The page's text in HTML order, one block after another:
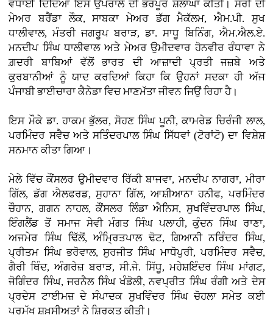
ਵਧਾਈ ਦਿੰਦਿਆਂ ਇਸ ਉਪਰਾਲੇ ਦੀ ਭਰਪੂਰ ਸ਼ਲਾਘਾ ਕੀਤੀ। ਸਰੀ ਦੀ
ਮੇਅਰ ਬਰੈਂਡਾ ਲੌਕ, ਸਾਬਕਾ ਮੇਅਰ ਡੱਗ ਮੈਕੱਲਮ, ਐਮ.ਪੀ. ਸੁਖ
ਧਾਲੀਵਾਲ, ਮੰਤਰੀ ਜਗਰੂਪ ਬਰਾੜ, ਡਾ. ਸਾਧੂ ਬਿਨਿੰਗ, ਐਮ.ਐਲ.ਏ.
ਮਨਦੀਪ ਸਿੰਘ ਧਾਲੀਵਾਲ ਅਤੇ ਮੇਅਰ ਉਮੀਦਵਾਰ ਹੋਨਵੀਰ ਰੰਧਾਵਾ ਨੇ
ਗ਼ਦਰੀ ਬਾਬਿਆਂ ਵੱਲੋਂ ਭਾਰਤ ਦੀ ਆਜ਼ਾਦੀ ਪ੍ਰਤੀ ਜਜ਼ਬੇ ਅਤੇ
ਕੁਰਬਾਨੀਆਂ ਨੂੰ ਯਾਦ ਕਰਦਿਆਂ ਕਿਹਾ ਕਿ ਉਹਨਾਂ ਸਦਕਾ ਹੀ ਅੱਜ
ਪੰਜਾਬੀ ਭਾਈਚਾਰਾ ਕੈਨੇਡਾ ਵਿਚ ਮਾਣਮੱਤਾ ਜੀਵਨ ਜਿਉਂ ਰਿਹਾ ਹੈ।
ਇਸ ਮੌਕੇ ਡਾ. ਹਾਕਮ ਭੁੱਲਰ, ਸੋਹਣ ਸਿੰਘ ਪੂਨੀ, ਕਾਮਰੇਡ ਚਿਰੰਜੀ ਲਾਲ,
ਪਰਮਿੰਦਰ ਸਵੈਚ ਅਤੇ ਸਤਿੰਦਰਪਾਲ ਸਿੰਘ ਸਿੱਧਵਾਂ (ਟੋਰਾਂਟੋ) ਦਾ ਵਿਸ਼ੇਸ਼
ਸਨਮਾਨ ਕੀਤਾ ਗਿਆ।
ਮੇਲੇ ਵਿੱਚ ਕੌਂਸਲਰ ਉਮੀਦਵਾਰ ਰਿੱਕੀ ਬਾਜਵਾ, ਮਨਦੀਪ ਨਾਗਰਾ, ਮੀਰਾ
ਗਿੱਲ, ਡੱਗ ਐਲਫਰਡ, ਸੁਹਾਨਾ ਗਿੱਲ, ਆਸ਼ੀਆਨਾ ਹਨੀਫ, ਪਰਮਿੰਦਰ
ਚੌਹਾਨ, ਗਗਨ ਨਾਹਲ, ਕੌਂਸਲਰ ਲਿੰਡਾ ਐਨਿਸ, ਸੁਖਵਿੰਦਰਪਾਲ ਸਿੰਘ,
ਇੰਗਲੈਂਡ ਤੋਂ ਸਮਾਜ ਸੇਵੀ ਮੰਗਤ ਸਿੰਘ ਪਲਾਹੀ, ਕੁੰਦਨ ਸਿੰਘ ਰਾਣਾ,
ਅਜਮੇਰ ਸਿੰਘ ਢਿੱਲੋਂ, ਅੰਮ੍ਰਿਤਪਾਲ ਢੋਟ, ਗਿਆਨੀ ਨਰਿੰਦਰ ਸਿੰਘ,
ਪ੍ਰੀਤਮ ਸਿੰਘ ਭਰੋਵਾਲ, ਸੁਰਜੀਤ ਸਿੰਘ ਮਾਧੋਪੁਰੀ, ਪਰਮਿੰਦਰ ਸਵੈਚ,
ਗੈਰੀ ਥਿੰਦ, ਅੰਗਰੇਜ਼ ਬਰਾੜ, ਸੀ.ਜੇ. ਸਿੱਧੂ, ਮਹੇਸ਼ਇੰਦਰ ਸਿੰਘ ਮਾਂਗਟ,
ਜੋਗਿੰਦਰ ਸਿੰਘ, ਜਰਨੈਲ ਸਿੰਘ ਖੰਡੋਲੀ, ਨਵਪ੍ਰੀਤ ਸਿੰਘ ਰੰਗੀ ਅਤੇ ਦੇਸ
ਪ੍ਰਦੇਸ ਟਾਈਮਜ਼ ਦੇ ਸੰਪਾਦਕ ਸੁਖਵਿੰਦਰ ਸਿੰਘ ਚੋਹਲਾ ਸਮੇਤ ਕਈ
ਪ੍ਰਮੁੱਖ ਸ਼ਖ਼ਸੀਅਤਾਂ ਨੇ ਸ਼ਿਰਕਤ ਕੀਤੀ।